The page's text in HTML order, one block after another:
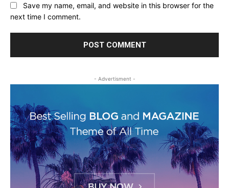
Save my name, email, and website in this browser for the
next time I comment.
- Advertisment -